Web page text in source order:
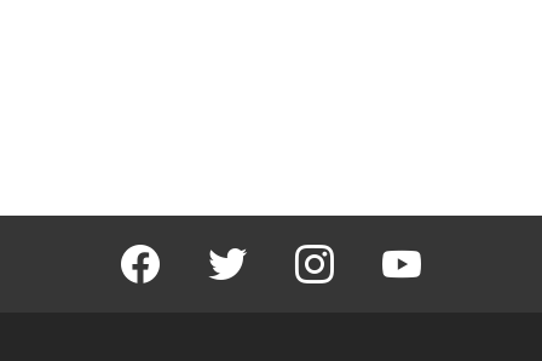
facebook twitter instagram